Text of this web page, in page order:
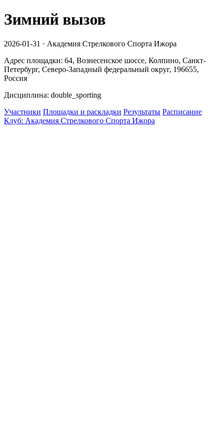
Зимний вызов
2026-01-31 · Академия Стрелкового Спорта Ижора
Адрес площадки: 64, Вознесенское шоссе, Колпино, Санкт-
Петербург, Северо-Западный федеральный округ, 196655,
Россия
Дисциплина: double_sporting
Участники Площадки и раскладки Результаты Расписание
Клуб: Академия Стрелкового Спорта Ижора